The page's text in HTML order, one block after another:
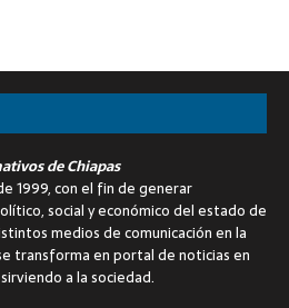
de Chiapas
1999, con el fin de generar
social y económico del estado de
medios de comunicación en la
transforma en portal de noticias en
a la sociedad.